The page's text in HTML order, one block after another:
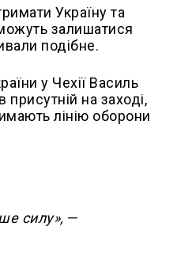
Україну та
залишатися
подібне.
у Чехії Василь
на заході,
лінію оборони
силу», —